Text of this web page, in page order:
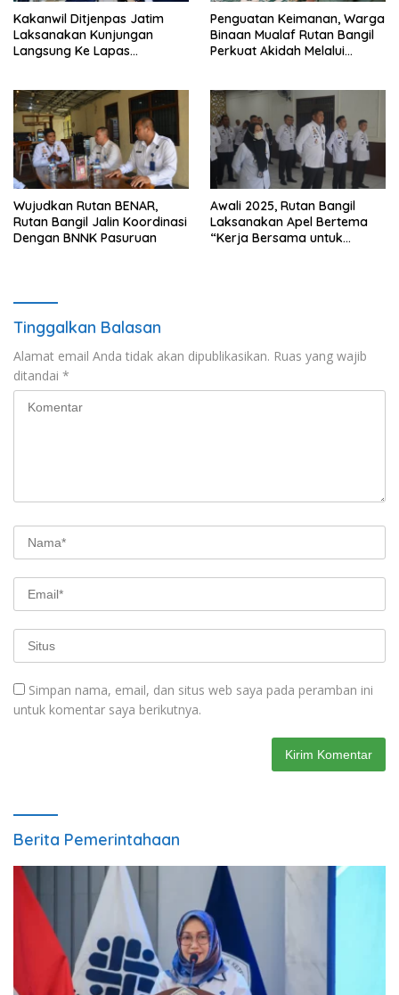
Kakanwil Ditjenpas Jatim
Laksanakan Kunjungan
Langsung Ke Lapas
Penguatan Keimanan, Warga
Binaan Mualaf Rutan Bangil
Perkuat Akidah Melalui
Wujudkan Rutan BENAR,
Rutan Bangil Jalin Koordinasi
Dengan BNNK Pasuruan
Awali 2025, Rutan Bangil
Laksanakan Apel Bertema
“Kerja Bersama untuk
Tinggalkan Balasan
Alamat email Anda tidak akan dipublikasikan. Ruas yang wajib
ditandai *
Simpan nama, email, dan situs web saya pada peramban ini
untuk komentar saya berikutnya.
Berita Pemerintahaan